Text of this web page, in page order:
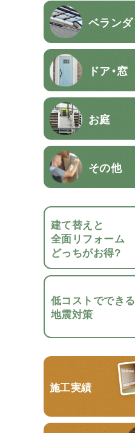
ベランダ
ドア・窓
お庭
その他
建て替えと
全面リフォーム
どっちがお得?
低コストでできる
地震対策
施工実績